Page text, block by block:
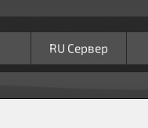
RU Сервер